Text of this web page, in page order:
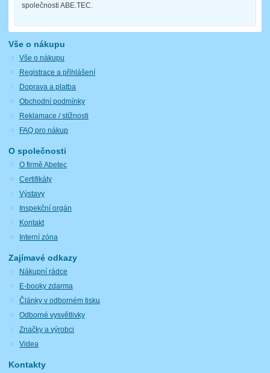
společnosti ABE.TEC.
Vše o nákupu
Vše o nákupu
Registrace a přihlášení
Doprava a platba
Obchodní podmínky
Reklamace / stížnosti
FAQ pro nákup
O společnosti
O firmě Abetec
Certifikáty
Výstavy
Inspekční orgán
Kontakt
Interní zóna
Zajímavé odkazy
Nákupní rádce
E-booky zdarma
Články v odborném tisku
Odborné vysvětlivky
Značky a výrobci
Videa
Kontakty